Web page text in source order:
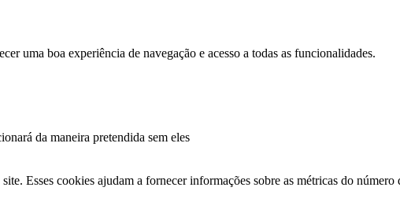
uma boa experiência de navegação e acesso a todas as funcionalidades.
da maneira pretendida sem eles
Esses cookies ajudam a fornecer informações sobre as métricas do